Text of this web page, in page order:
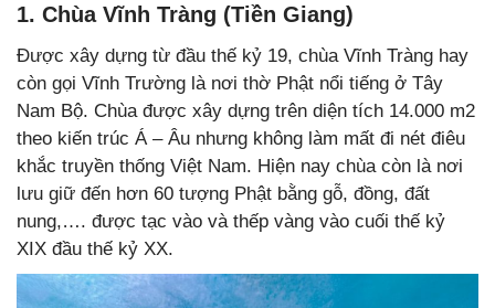
1. Chùa Vĩnh Tràng (Tiền Giang)
Được xây dựng từ đầu thế kỷ 19, chùa Vĩnh Tràng hay
còn gọi Vĩnh Trường là nơi thờ Phật nổi tiếng ở Tây
Nam Bộ. Chùa được xây dựng trên diện tích 14.000 m2
theo kiến trúc Á – Âu nhưng không làm mất đi nét điêu
khắc truyền thống Việt Nam. Hiện nay chùa còn là nơi
lưu giữ đến hơn 60 tượng Phật bằng gỗ, đồng, đất
nung,…. được tạc vào và thếp vàng vào cuối thế kỷ
XIX đầu thế kỷ XX.